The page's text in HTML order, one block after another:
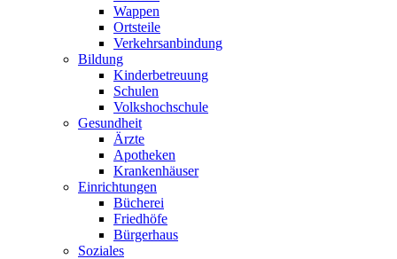
Wappen
Ortsteile
Verkehrsanbindung
Bildung
Kinderbetreuung
Schulen
Volkshochschule
Gesundheit
Ärzte
Apotheken
Krankenhäuser
Einrichtungen
Bücherei
Friedhöfe
Bürgerhaus
Soziales